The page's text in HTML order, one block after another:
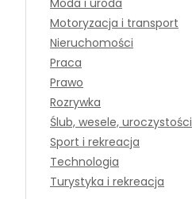
Moda i uroda
Motoryzacja i transport
Nieruchomości
Praca
Prawo
Rozrywka
Ślub, wesele, uroczystości
Sport i rekreacja
Technologia
Turystyka i rekreacja